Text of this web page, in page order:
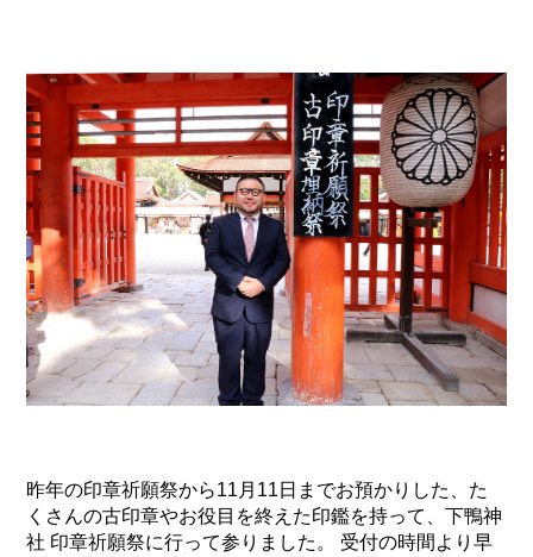
昨年の印章祈願祭から11月11日までお預かりした、た
くさんの古印章やお役目を終えた印鑑を持って、下鴨神
社 印章祈願祭に行って参りました。 受付の時間より早